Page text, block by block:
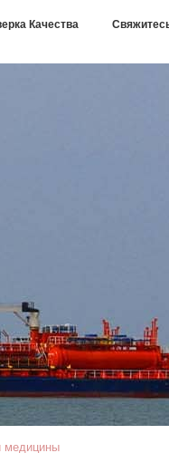
Качества
медицины